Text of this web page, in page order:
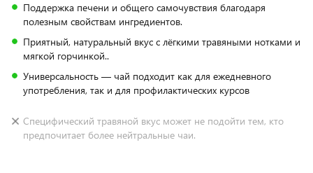
Поддержка печени и общего самочувствия благодаря
полезным свойствам ингредиентов.
Приятный, натуральный вкус с лёгкими травяными нотками и
мягкой горчинкой..
Универсальность — чай подходит как для ежедневного
употребления, так и для профилактических курсов
Специфический травяной вкус может не подойти тем, кто
предпочитает более нейтральные чаи.